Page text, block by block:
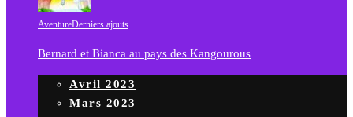
AventureDerniers ajouts
Bernard et Bianca au pays des Kangourous
Avril 2023
Mars 2023